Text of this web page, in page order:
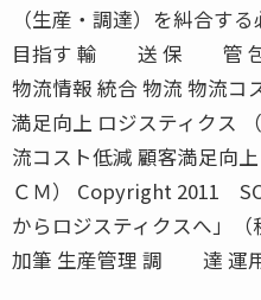
（生産・調達）を糾合す
目指す 輸 送 保 管
物流情報 統合 物流 物流コ
満足向上 ロジスティク
流コスト低減 顧客満足向
ＣＭ） Copyright 2011
からロジスティクスへ」
加筆 生産管理 調 達 運